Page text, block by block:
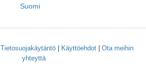
Suomi
Tietosuojakäytäntö Käyttöehdot
Ota meihin
yhteyttä